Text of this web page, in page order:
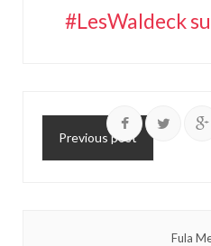
#LesWaldeck
Previous post
Fula